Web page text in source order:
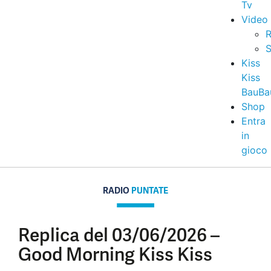
Tv
Video
Kiss
Kiss
Shop
Entra
in
gioco
RADIO PUNTATE
Replica del 03/06/2026 –
Good Morning Kiss Kiss